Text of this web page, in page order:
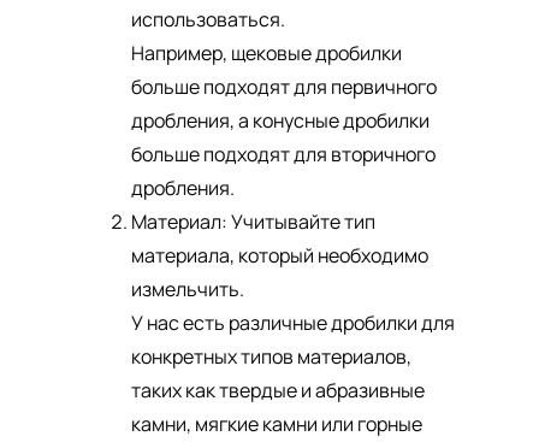
использоваться.
Например, щековые дробилки
больше подходят для первичного
дробления, а конусные дробилки
больше подходят для вторичного
дробления.
Материал: Учитывайте тип
материала, который необходимо
измельчить.
У нас есть различные дробилки для
конкретных типов материалов,
таких как твердые и абразивные
камни, мягкие камни или горные